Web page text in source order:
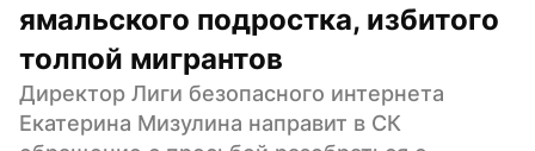
ямальского подростка, избитого
толпой мигрантов
Директор Лиги безопасного интернета
Екатерина Мизулина направит в СК